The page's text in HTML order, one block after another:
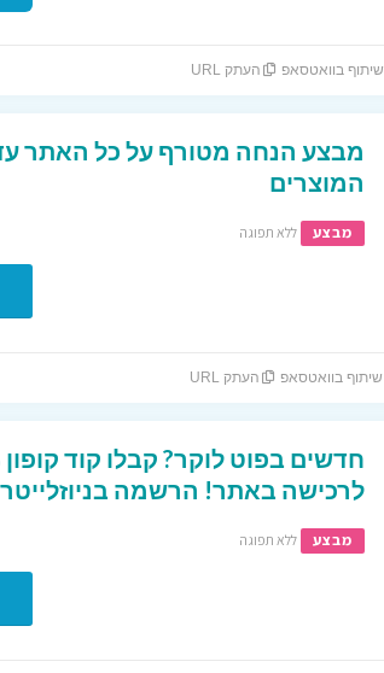
שיתוף בוואטסאפ העתק URL
המוצרים
מבצע ללא תפוגה
שיתוף בוואטסאפ העתק URL
לרכישה באתר! הרשמה בניוזלייטר
מבצע ללא תפוגה